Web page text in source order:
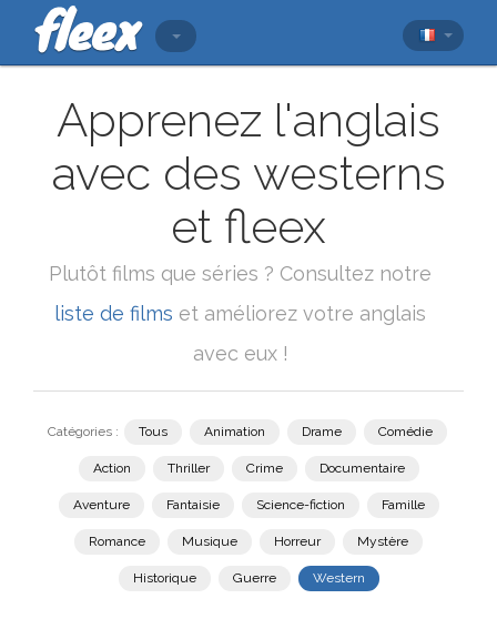
Apprenez l'anglais
avec des westerns
et fleex
Plutôt films que séries ? Consultez notre
liste de films et améliorez votre anglais
avec eux !
Catégories : Tous Animation Drame Comédie
Action Thriller Crime Documentaire
Aventure Fantaisie Science-fiction Famille
Romance Musique Horreur Mystère
Historique Guerre Western